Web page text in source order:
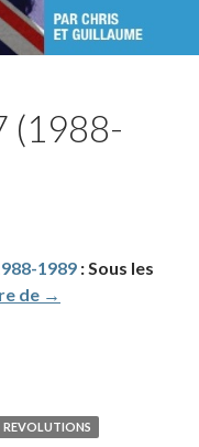
(1988-
1989 : Sous les
de Biographie partie
→
REVOLUTIONS